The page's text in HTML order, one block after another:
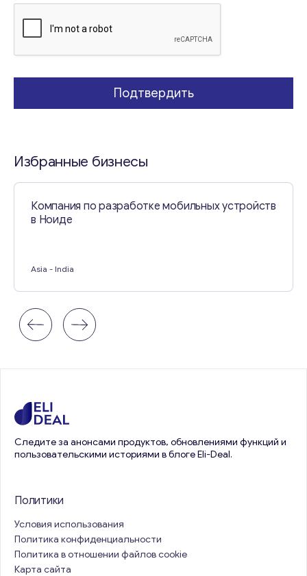
Подтвердить
Избранные бизнесы
Компания по разработке мобильных устройств
в Ноиде
Asia - India
Следите за анонсами продуктов, обновлениями функций и
пользовательскими историями в блоге Eli-Deal.
Политики
Условия использования
Политика конфиденциальности
Политика в отношении файлов cookie
Карта сайта